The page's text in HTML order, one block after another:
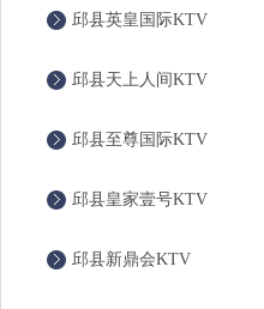
邱县英皇国际KTV
邱县天上人间KTV
邱县至尊国际KTV
邱县皇家壹号KTV
邱县新鼎会KTV